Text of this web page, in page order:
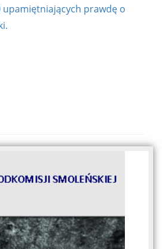
upamiętniających prawdę o